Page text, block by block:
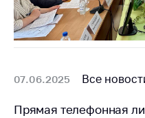
07.06.2025 Все
Прямая телефонная